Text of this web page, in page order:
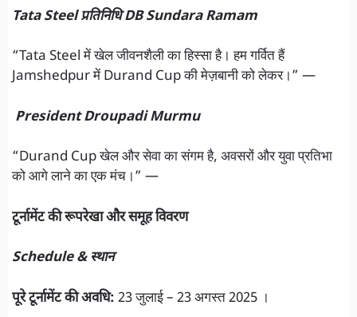
Tata Steel प्रतिनिधि DB Sundara Ramam
“Tata Steel में खेल जीवनशैली का हिस्सा है। हम गर्वित हैं
Jamshedpur में Durand Cup की मेज़बानी को लेकर।” —
President Droupadi Murmu
“Durand Cup खेल और सेवा का संगम है, अवसरों और युवा प्रतिभा
को आगे लाने का एक मंच।” —
टूर्नामेंट की रूपरेखा और समूह विवरण
Schedule & स्थान
पूरे टूर्नामेंट की अवधि: 23 जुलाई – 23 अगस्त 2025 ।